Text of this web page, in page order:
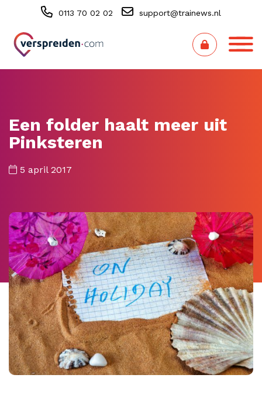
0113 70 02 02 support@trainews.nl
Een folder haalt meer uit
Pinksteren
5 april 2017